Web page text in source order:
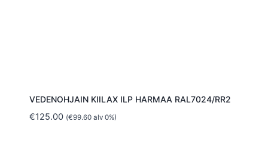
VEDENOHJAIN KIILAX ILP HARMAA RAL7024/RR2
€125.00 (€99.60alv 0%)